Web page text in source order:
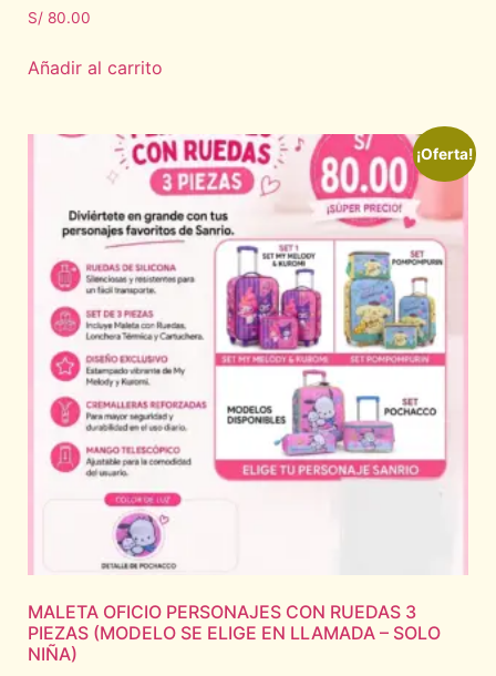
S/ 80.00
Añadir al carrito
¡Oferta!
MALETA OFICIO PERSONAJES CON RUEDAS 3
PIEZAS (MODELO SE ELIGE EN LLAMADA – SOLO
NIÑA)